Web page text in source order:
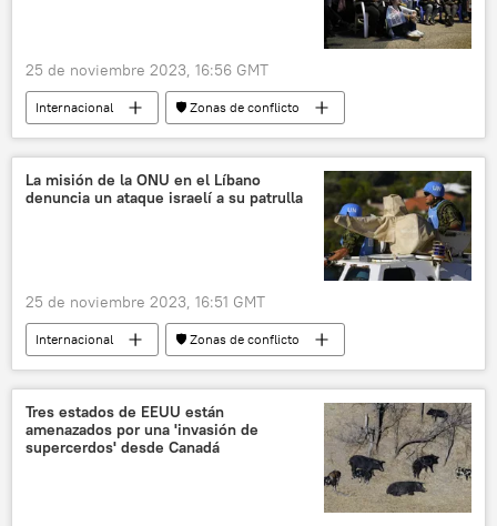
25 de noviembre 2023, 16:56 GMT
Internacional
🛡️ Zonas de conflicto
📰 Conflicto palestino-israelí
Israel
Franja de Gaza
Hamás
🌍 Oriente Medio
La misión de la ONU en el Líbano
denuncia un ataque israelí a su patrulla
25 de noviembre 2023, 16:51 GMT
Internacional
🛡️ Zonas de conflicto
📰 Conflicto palestino-israelí
Líbano
Franja de Gaza
Fuerzas de Defensa de Israel (FDI)
Tres estados de EEUU están
amenazados por una 'invasión de
supercerdos' desde Canadá